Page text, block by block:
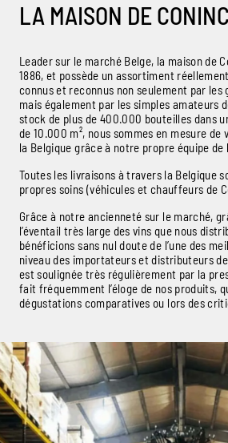
LA MAISON DE
Leader sur le marché Belge, la maison de
1886, et possède un assortiment
connus et reconnus non seulement par les
mais également par les simples amateurs
stock de plus de 400.000 bouteilles dans
de 10.000 m², nous sommes en mesure
la Belgique grâce à notre propre équipe de
Toutes les livraisons à travers la Belgique
propres soins (véhicules et chauffeurs de
Grâce à notre ancienneté sur le marché,
l’éventail très large des vins que nous
bénéficions sans nul doute de l’une des
niveau des importateurs et distributeurs
est soulignée très régulièrement par la
fait fréquemment l’éloge de nos produits,
dégustations comparatives ou lors des